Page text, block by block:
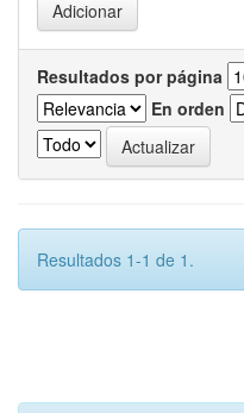
Resultados por página
En orden
Resultados 1-1 de 1.